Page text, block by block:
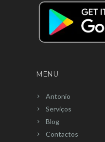
MENU
Antonio
Serviços
Blog
Contactos